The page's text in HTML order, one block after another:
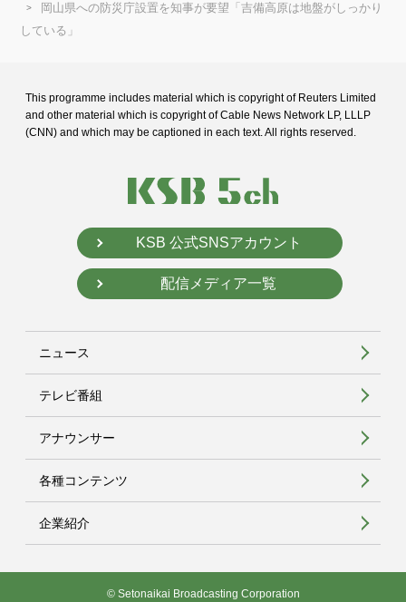
岡山県への防災庁設置を知事が要望「吉備高原は地盤がしっかり
している」
This programme includes material which is copyright of Reuters Limited
and other material which is copyright of Cable News Network LP, LLLP
(CNN) and which may be captioned in each text. All rights reserved.
KSB 公式SNSアカウント
配信メディア一覧
ニュース
テレビ番組
アナウンサー
各種コンテンツ
企業紹介
© Setonaikai Broadcasting Corporation